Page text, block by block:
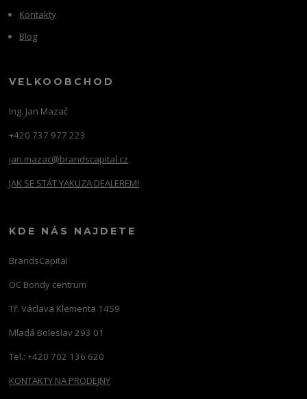
Kontakty
Blog
VELKOOBCHOD
Ing. Jan Mazač
+420 737 977 223
jan.mazac@brandscapital.cz
JAK SE STÁT YAKUZA DEALEREM!
KDE NÁS NAJDETE
BrandsCapital
OC Bondy centrum
Tř. Václava Klementa 1459
Mladá Boleslav 293 01
Tel.: +420 702 136 620
KONTAKTY NA PRODEJNY